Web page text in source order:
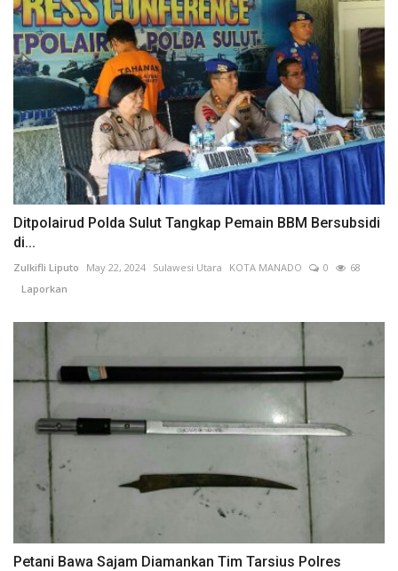
Ditpolairud Polda Sulut Tangkap Pemain BBM Bersubsidi
di...
Zulkifli Liputo May 22, 2024 Sulawesi Utara KOTA MANADO 0
68
Laporkan
Petani Bawa Sajam Diamankan Tim Tarsius Polres